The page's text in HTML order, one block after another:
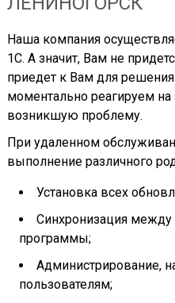
Наша компания
1С. А значит, Вам не
приедет к Вам для
моментально реагируем на
возникшую проблему.
При удаленном
выполнение различного
Установка всех
Синхронизация
программы;
Администрирование,
пользователям;